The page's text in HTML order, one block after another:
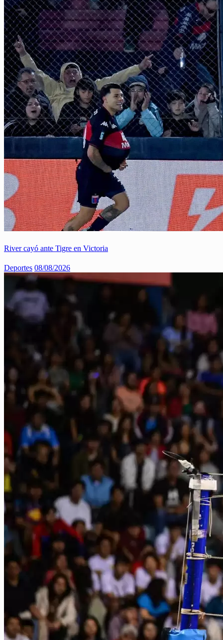
River cayó ante Tigre en Victoria
Deportes 08/08/2026